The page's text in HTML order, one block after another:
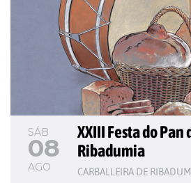
SÁB
08
AGO
XXIII Festa do Pan
Ribadumia
CARBALLEIRA DE